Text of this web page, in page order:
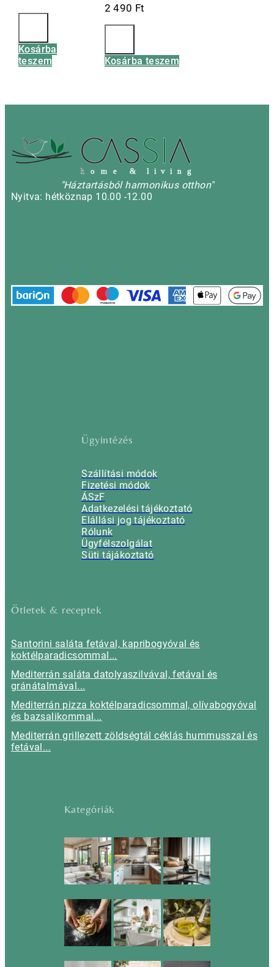
Kosárba
teszem
2 490 Ft
Kosárba teszem
h o m e & l i v i n g
"Háztartásból harmonikus otthon"
Nyitva: hétköznap 10.00 -12.00
Ügyintézés
Szállítási módok
Fizetési módok
ÁSzF
Adatkezelési tájékoztató
Elállási jog tájékoztató
Rólunk
Ügyfélszolgálat
Süti tájákoztató
Ötletek & receptek
Santorini saláta fetával, kapribogyóval és
koktélparadicsommal...
Mediterrán saláta datolyaszilvával, fetával és
gránátalmával...
Mediterrán pizza koktélparadicsommal, olívabogyóval
és bazsalikommal...
Mediterrán grillezett zöldségtál céklás hummusszal és
fetával...
Kategóriák